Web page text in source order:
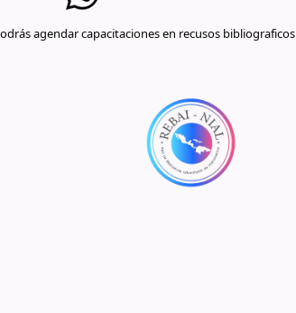
agendar capacitaciones en recusos bibliograficos